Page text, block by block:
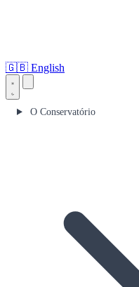
🇬🇧 English
O Conservatório